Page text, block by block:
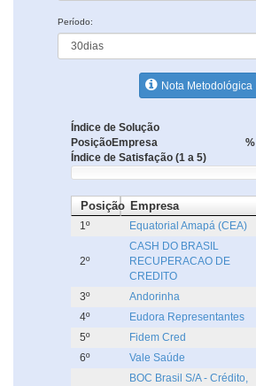
Período:
Nota Metodológica
Índice de Solução
PosiçãoEmpresa
%
Índice de Satisfação (1 a 5)
Posição Empresa
1º Equatorial Amapá (CEA)
2º
CASH DO BRASIL
RECUPERACAO DE
CREDITO
3º Andorinha
4º
Eudora Representantes
5º
Fidem Cred
6º
Vale Saúde
BOC Brasil S/A - Crédito,